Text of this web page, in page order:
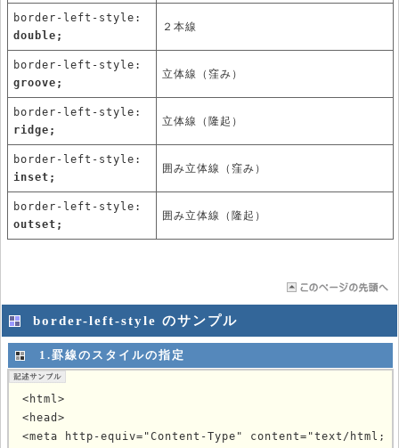
border-left-style:
double;
２本線
border-left-style:
groove;
立体線（窪み）
border-left-style:
ridge;
立体線（隆起）
border-left-style:
inset;
囲み立体線（窪み）
border-left-style:
outset;
囲み立体線（隆起）
border-left-style のサンプル
1.罫線のスタイルの指定
<html>
<head>
<meta http-equiv="Content-Type" content="text/html;